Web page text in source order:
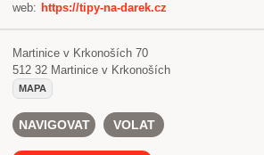
web: https://tipy-na-darek.cz
Martinice v Krkonoších 70
512 32 Martinice v Krkonoších
MAPA
NAVIGOVAT VOLAT